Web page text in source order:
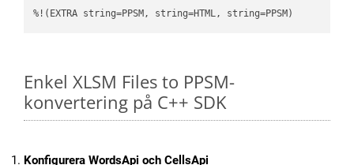
%!(EXTRA string=PPSM, string=HTML, string=PPSM)
Enkel XLSM Files to PPSM-
konvertering på C++ SDK
Konfigurera WordsApi och CellsApi